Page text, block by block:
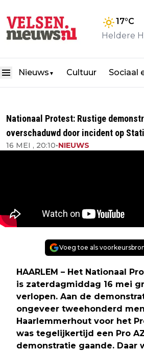
17°C
Heldere
Nieuws ▼ Cultuur Sociaal
Nationaal Protest: Rustige
overschaduwd door incident op
16 MEI , 20:10•NIEUWS
Voeg toe als
HAARLEM – Het Nationaal
is zaterdagmiddag 16 mei
verlopen. Aan de
ongeveer tweehonderd
Haarlemmerhout voor het
was tegelijkertijd een Pro
demonstratie gaande. Daar